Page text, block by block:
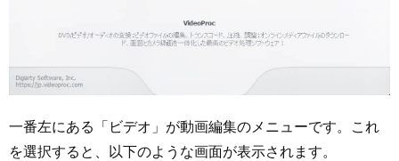
一番左にある「ビデオ」が動画編集のメニューです。これ
を選択すると、以下のような画面が表示されます。